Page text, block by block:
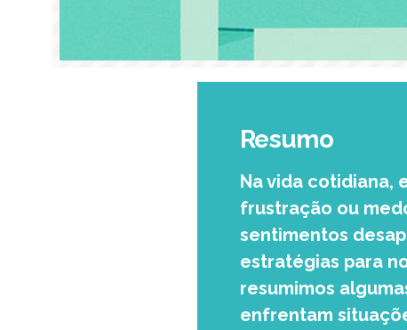
Resumo
Na vida cotidiana,
frustração ou
sentimentos
estratégias para
resumimos
enfrentam